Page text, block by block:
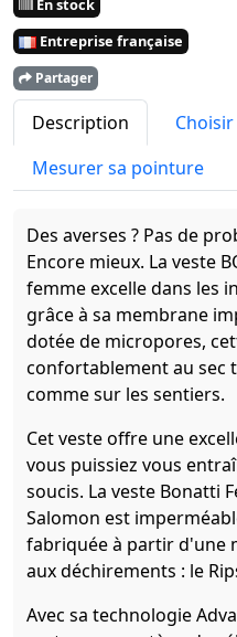
En stock
Entreprise française
Partager
Description
Mesurer sa pointure
Des averses ? Pas de
Encore mieux. La veste
femme excelle dans les
grâce à sa membrane
dotée de micropores,
confortablement au sec
comme sur les sentiers.
Cet veste offre une
vous puissiez vous
soucis. La veste Bonatti
Salomon est
fabriquée à partir d'une
aux déchirements : le
Avec sa technologie